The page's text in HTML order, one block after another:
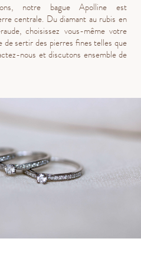
notre bague Apolline est
centrale. Du diamant au rubis en
choisissez vous-même votre
de sertir des pierres fines telles que
nous et discutons ensemble de